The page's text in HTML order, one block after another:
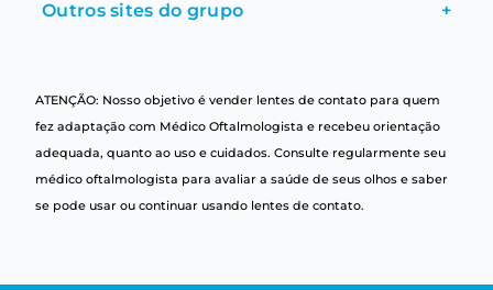
Outros sites do grupo +
ATENÇÃO: Nosso objetivo é vender lentes de contato para quem
fez adaptação com Médico Oftalmologista e recebeu orientação
adequada, quanto ao uso e cuidados. Consulte regularmente seu
médico oftalmologista para avaliar a saúde de seus olhos e saber
se pode usar ou continuar usando lentes de contato.